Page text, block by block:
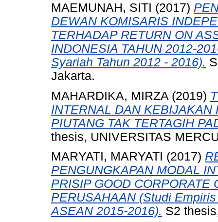
MAEMUNAH, SITI (2017)
DEWAN KOMISARIS
TERHADAP RETURN ON
INDONESIA TAHUN 2012-
Syariah Tahun 2012 - 2016).
Jakarta.
MAHARDIKA, MIRZA (2019)
INTERNAL DAN
PIUTANG TAK TERTAGIH
thesis, UNIVERSITAS
MARYATI, MARYATI (2017)
PENGUNGKAPAN MODAL
PRISIP GOOD CORPORATE
PERUSAHAAN (Studi
ASEAN 2015-2016). S2